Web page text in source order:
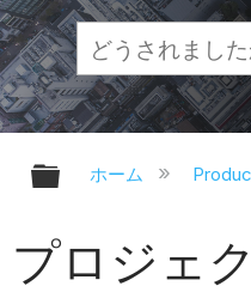
グローバル
ホーム
プロジェ